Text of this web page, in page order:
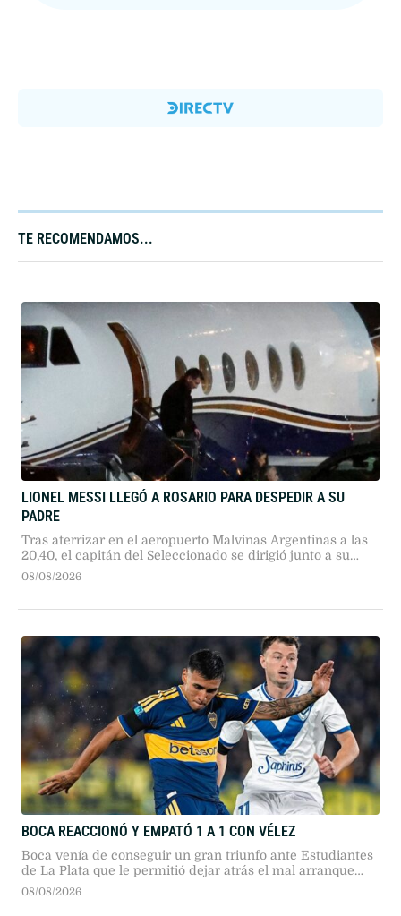
TE RECOMENDAMOS...
LIONEL MESSI LLEGÓ A ROSARIO PARA DESPEDIR A SU
PADRE
Tras aterrizar en el aeropuerto Malvinas Argentinas a las
20,40, el capitán del Seleccionado se dirigió junto a su
familia hasta el lugar donde están los restos de su padre.
08/08/2026
BOCA REACCIONÓ Y EMPATÓ 1 A 1 CON VÉLEZ
Boca venía de conseguir un gran triunfo ante Estudiantes
de La Plata que le permitió dejar atrás el mal arranque
que había tenido en este Torneo Clausura
08/08/2026